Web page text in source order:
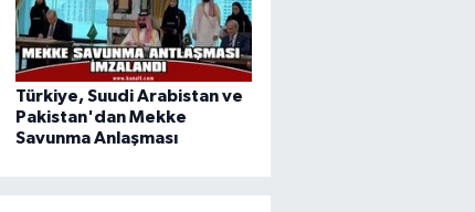
Türkiye, Suudi Arabistan ve
Pakistan'dan Mekke
Savunma Anlaşması